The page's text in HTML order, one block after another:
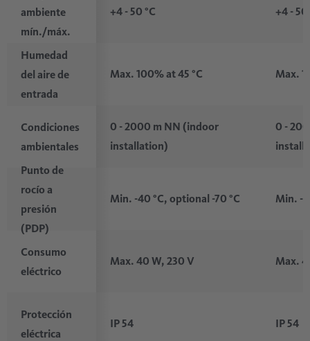
ambiente
mín./máx.
Humedad
del aire de
entrada
Condiciones
ambientales
Punto de
rocío a
presión
(PDP)
Consumo
eléctrico
Protección
eléctrica
+4 - 50 °C
Max. 100% at 45 °C
0 - 2000 m NN (indoor
installation)
Min. -40 °C, optional -70 °C
Max. 40 W, 230 V
IP 54
+4 - 50
Max.
0 -
Min. -
Max.
IP 54